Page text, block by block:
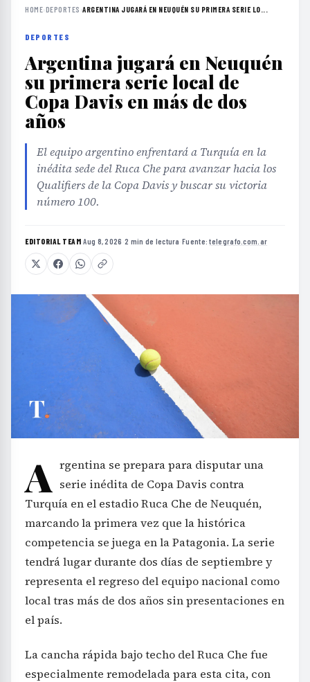
HOME›DEPORTES ›ARGENTINA JUGARÁ EN NEUQUÉN SU PRIMERA SERIE LO...
DEPORTES
Argentina jugará en Neuquén
su primera serie local de
Copa Davis en más de dos
años
El equipo argentino enfrentará a Turquía en la
inédita sede del Ruca Che para avanzar hacia los
Qualifiers de la Copa Davis y buscar su victoria
número 100.
EDITORIAL TEAM·Aug 8, 2026 ·2 min de lectura ·Fuente:telegrafo.com.ar
A rgentina se prepara para disputar una
serie inédita de Copa Davis contra
Turquía en el estadio Ruca Che de Neuquén,
marcando la primera vez que la histórica
competencia se juega en la Patagonia. La serie
tendrá lugar durante dos días de septiembre y
representa el regreso del equipo nacional como
local tras más de dos años sin presentaciones en
el país.
La cancha rápida bajo techo del Ruca Che fue
especialmente remodelada para esta cita, con